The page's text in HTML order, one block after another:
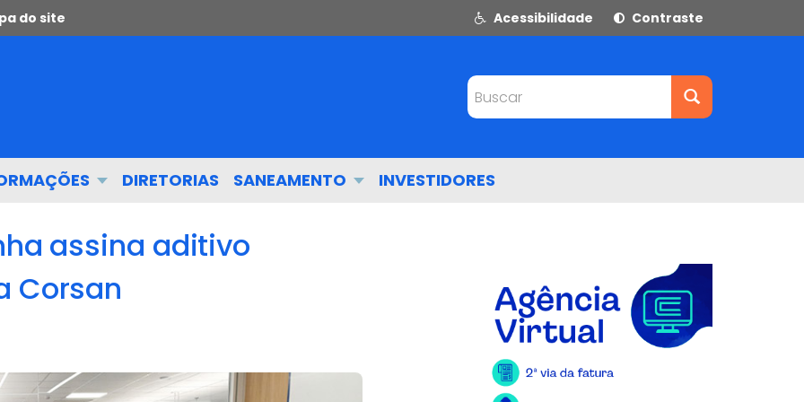
do site Acessibilidade Contraste
Buscar
DIRETORIAS SANEAMENTO INVESTIDORES
assina aditivo
Corsan